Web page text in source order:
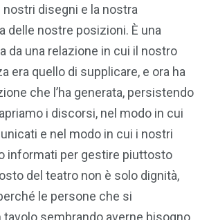
disegni e la nostra
delle nostre posizioni. È una
da una relazione in cui il nostro
era quello di supplicare, e ora ha
che l’ha generata, persistendo
i discorsi, nel modo in cui
e nel modo in cui i nostri
informati per gestire piuttosto
del teatro non è solo dignità,
le persone che si
tavolo sembrando averne bisogno